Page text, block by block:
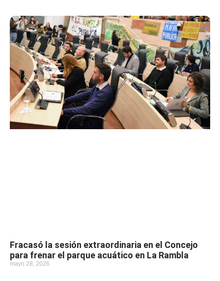
Fracasó la sesión extraordinaria en el Concejo
para frenar el parque acuático en La Rambla
mayo 28, 2026